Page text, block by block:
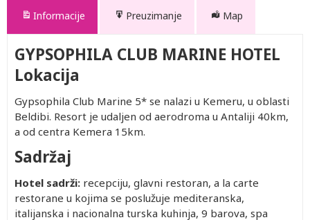
Informacije Preuzimanje Map
GYPSOPHILA CLUB MARINE HOTEL
Lokacija
Gypsophila Club Marine 5* se nalazi u Kemeru, u oblasti
Beldibi. Resort je udaljen od aerodroma u Antaliji 40km,
a od centra Kemera 15km.
Sadržaj
Hotel sadrži: recepciju, glavni restoran, a la carte
restorane u kojima se poslužuje mediteranska,
italijanska i nacionalna turska kuhinja, 9 barova, spa